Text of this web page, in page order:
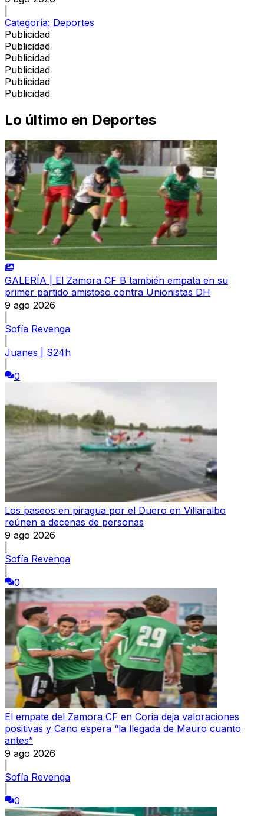
Categoría: Deportes
Publicidad
Publicidad
Publicidad
Publicidad
Publicidad
Publicidad
Lo último en Deportes
GALERÍA | El Zamora CF B también empata en su
primer partido amistoso contra Unionistas DH
9 ago 2026
Sofía Revenga
Juanes | S24h
0
Los paseos en piragua por el Duero en Villaralbo
reúnen a decenas de personas
9 ago 2026
Sofía Revenga
0
El empate del Zamora CF en Coria deja valoraciones
positivas y Cano espera “la llegada de Mauro cuanto
antes”
9 ago 2026
Sofía Revenga
0